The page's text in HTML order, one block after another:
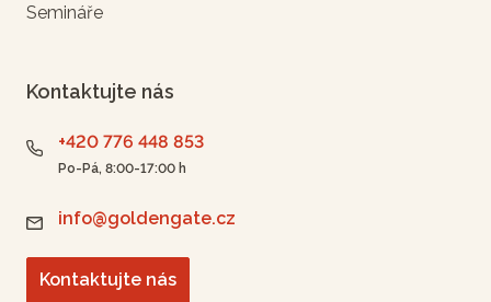
Semináře
Kontaktujte nás
+420 776 448 853
Po-Pá, 8:00-17:00 h
info@goldengate.cz
Kontaktujte nás